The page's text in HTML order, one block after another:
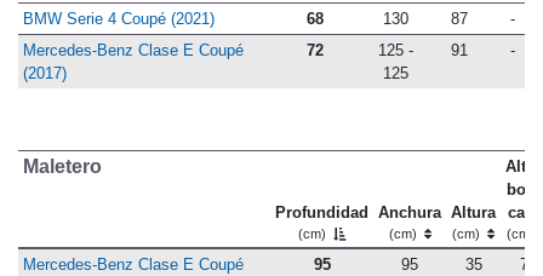
BMW Serie 4 Coupé (2021)
68 130 87
-
Mercedes-Benz Clase E Coupé
(2017)
72
125 -
125
91 -
Maletero
Profundidad
(cm)
Anchura
(cm)
Altura
(cm) (cm)
Mercedes-Benz Clase E Coupé
95 95 35 74